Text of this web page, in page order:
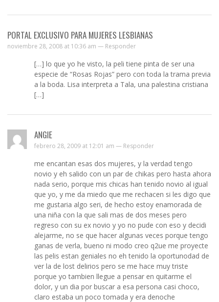
PORTAL EXCLUSIVO PARA MUJERES LESBIANAS
noviembre 28, 2008 at 10:36 am — Responder
[…] lo que yo he visto, la peli tiene pinta de ser una
especie de “Rosas Rojas” pero con toda la trama previa
a la boda. Lisa interpreta a Tala, una palestina cristiana
[…]
ANGIE
febrero 28, 2009 at 12:01 am — Responder
me encantan esas dos mujeres, y la verdad tengo
novio y eh salido con un par de chikas pero hasta ahora
nada serio, porque mis chicas han tenido novio al igual
que yo, y me da miedo que me rechacen si les digo que
me gustaria algo seri, de hecho estoy enamorada de
una niña con la que sali mas de dos meses pero
regreso con su ex novio y yo no pude con eso y decidi
alejarme, no se que hacer algunas veces porque tengo
ganas de verla, bueno ni modo creo q2ue me proyecte
las pelis estan geniales no eh tenido la oportunodad de
ver la de lost delirios pero se me hace muy triste
porque yo tambien llegue a pensar en quitarme el
dolor, y un dia por buscar a esa persona casi choco,
claro estaba un poco tomada y era denoche